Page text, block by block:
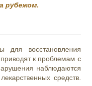
рубежом.
для восстановления
к проблемам с
наблюдаются
средств.